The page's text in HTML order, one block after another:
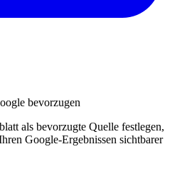
bevorzugen
als bevorzugte Quelle festlegen,
Google-Ergebnissen sichtbarer